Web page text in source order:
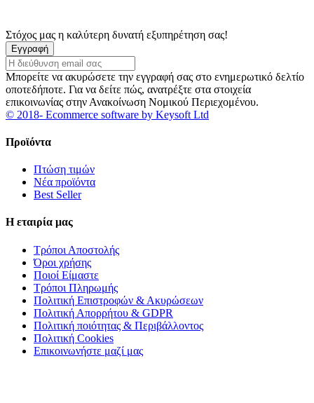
Στόχος μας η καλύτερη δυνατή εξυπηρέτηση σας!
Εγγραφή
Μπορείτε να ακυρώσετε την εγγραφή σας στο ενημερωτικό δελτίο
οποτεδήποτε. Για να δείτε πώς, ανατρέξτε στα στοιχεία
επικοινωνίας στην Ανακοίνωση Νομικού Περιεχομένου.
© 2018- Ecommerce software by Keysoft Ltd
Προϊόντα
Πτώση τιμών
Νέα προϊόντα
Best Seller
Η εταιρία μας
Τρόποι Αποστολής
Όροι χρήσης
Ποιοί Είμαστε
Τρόποι Πληρωμής
Πολιτική Επιστροφών & Ακυρώσεων
Πολιτική Απορρήτου & GDPR
Πολιτική ποιότητας & Περιβάλλοντος
Πολιτική Cookies
Επικοινωνήστε μαζί μας